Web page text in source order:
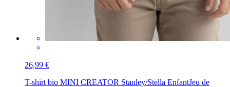
26,99 €
T-shirt bio MINI CREATOR Stanley/Stella EnfantJeu de